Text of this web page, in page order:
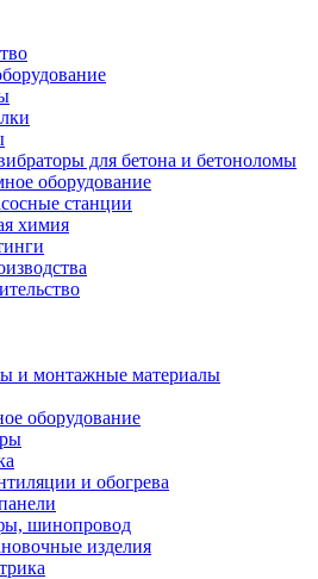
для бетона и бетоноломы
оборудование
станции
химия
и монтажные материалы
оборудование
и обогрева
шинопровод
изделия